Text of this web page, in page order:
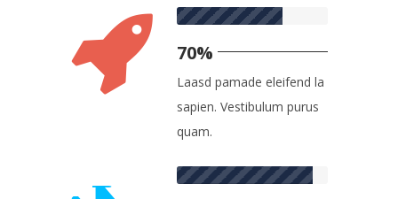
70%
Laasd pamade eleifend la
sapien. Vestibulum purus
quam.